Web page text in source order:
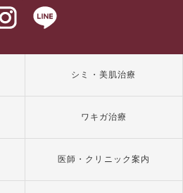
インスタグラム
シミ・美肌治療
ワキガ治療
医師・クリニック案内